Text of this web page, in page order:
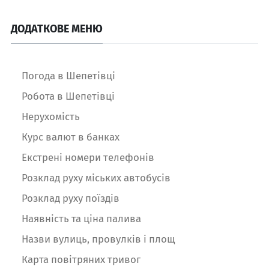
ДОДАТКОВЕ МЕНЮ
Погода в Шепетівці
Робота в Шепетівці
Нерухомість
Курс валют в банках
Екстрені номери телефонів
Розклад руху міських автобусів
Розклад руху поїздів
Наявність та ціна палива
Назви вулиць, провулків і площ
Карта повітряних тривог